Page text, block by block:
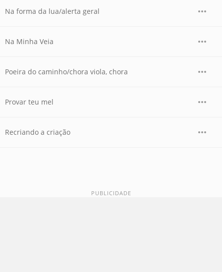
Na forma da lua/alerta geral
Na Minha Veia
Poeira do caminho/chora viola, chora
Provar teu mel
Recriando a criação